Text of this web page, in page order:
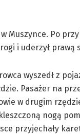
Muszynce. Po
i uderzył prawą
wyszedł z
Pasażer na
w drugim
nogą
przyjechały